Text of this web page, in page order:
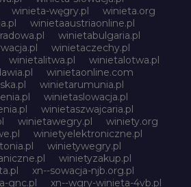
winieta-węgry.pl
winieta.org
winietaaustriaonline.pl
winietabulgaria.pl
winietaczechy.pl
winietalitwa.pl
winietalotwa.pl
winietaonline.com
winietarumunia.pl
winietaslowacja.pl
winietaszwajcaria.pl
winietawegry.pl
winiety.org
winietyelektroniczne.pl
winietywegry.pl
winietyzakup.pl
xn--sowacja-njb.org.pl
gnc.pl
xn--wgry-winieta-4vb.pl